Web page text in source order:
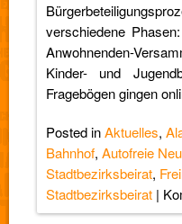
verschiedene
Anwohnenden-
Kinder- und
Fragebögen gingen
Posted inAktuelles,
Bahnhof, Autofreie
Stadtbezirksbeirat,
Stadtbezirksbeirat |